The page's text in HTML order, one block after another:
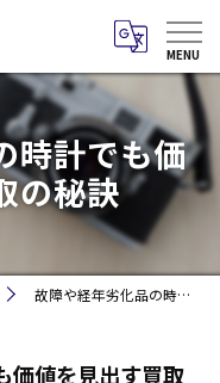
時計でも価
の秘訣
故障や経年劣化品の時計でも価値を見出す買取の秘訣
価値を見出す買取